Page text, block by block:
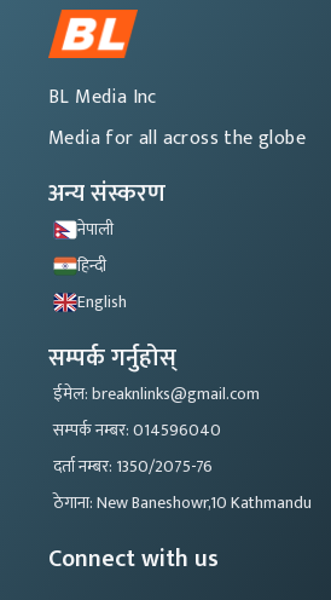
BL Media Inc
Media for all across the globe
अन्य संस्करण
नेपाली
हिन्दी
English
सम्पर्क गर्नुहोस्
ईमेल: breaknlinks@gmail.com
सम्पर्क नम्बर: 014596040
दर्ता नम्बर: 1350/2075-76
ठेगाना: New Baneshowr,10 Kathmandu
Connect with us